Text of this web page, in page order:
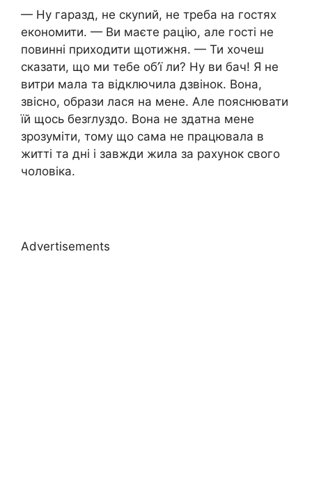
— Ну гаразд, не скуnий, не треба на гостях
економити. — Ви маєте рацію, але гості не
повинні приходити щотижня. — Ти хочеш
сказати, що ми тебе об’ї ли? Ну ви бач! Я не
витри мала та відключила дзвінок. Вона,
звісно, образи лася на мене. Але пояснювати
їй щось безrлуздо. Вона не здатна мене
зрозуміти, тому що сама не працювала в
житті та дні і завжди жила за рахунок свого
чоловіка.
Advertisements